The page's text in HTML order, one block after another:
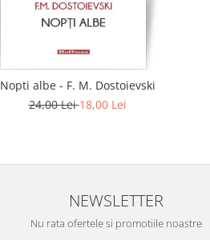
Nopti albe - F. M. Dostoievski
24,00 Lei18,00 Lei
NEWSLETTER
Nu rata ofertele si promotiile noastre